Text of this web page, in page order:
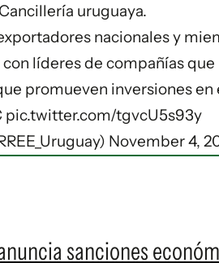
uruguaya.
nacionales y
líderes de compañías
promueven inversiones en
pic.twitter.com/tgvcU5s93y
November 4,
sanciones